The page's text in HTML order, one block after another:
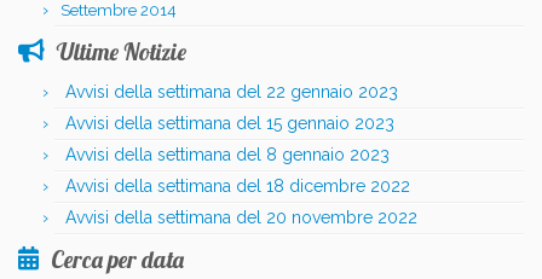
Settembre 2014
Ultime Notizie
Avvisi della settimana del 22 gennaio 2023
Avvisi della settimana del 15 gennaio 2023
Avvisi della settimana del 8 gennaio 2023
Avvisi della settimana del 18 dicembre 2022
Avvisi della settimana del 20 novembre 2022
Cerca per data